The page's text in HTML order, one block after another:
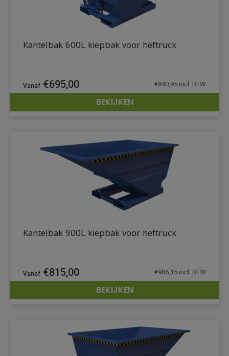
DETAILS
Kantelbak 600L kiepbak voor heftruck
€695,00 €840,95 incl. BTW
BEKIJKEN
DETAILS
Kantelbak 900L kiepbak voor heftruck
€815,00 €986,15 incl. BTW
BEKIJKEN